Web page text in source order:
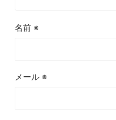
名前 ※
メール ※